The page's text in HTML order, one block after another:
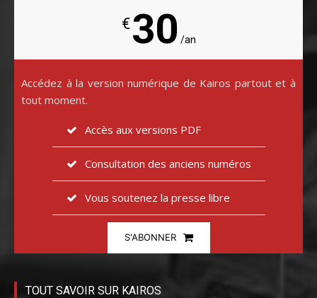
€30 /an
Accédez à la version numérique de Kairos partout et à
tout moment.
Accès aux versions PDF
Consultation des anciens numéros
Vous soutenez la presse libre
S'ABONNER
TOUT SAVOIR SUR KAIROS